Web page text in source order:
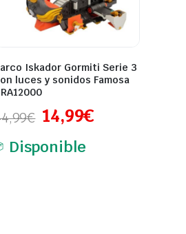
Iskador Gormiti Serie 3
luces y sonidos Famosa
€ 14,99€
Disponible